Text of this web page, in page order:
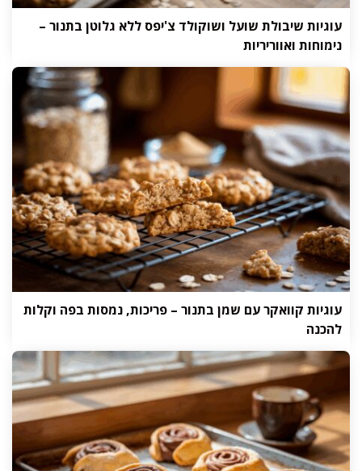
עוגיות שיבולת שועל ושוקולד צ'יפס ללא גלוטן בתנור –
נימוחות ואווריריות
עוגיות קוואקר עם שמן בתנור – פריכות, נמסות בפה וקלות
להכנה